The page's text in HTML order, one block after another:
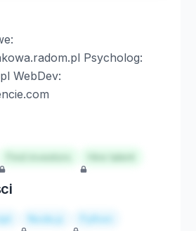
Psycholog:
WebDev:
Hire talent
Node.js Python